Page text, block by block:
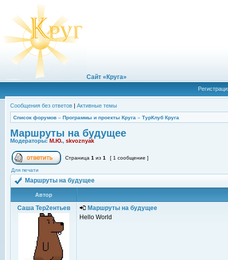
Сайт «Круга»
Сообщения без ответов | Активные темы
Список форумов » Программы и проекты Круга » ТурКлуб Круга
Маршруты на будущее
Модераторы: М.Ю., skvoznyak
Страница 1 из 1 [ 1 сообщение ]
Для печати
Маршруты на будущее
Автор
Саша Тер2ентьев
Маршруты на будущее
Hello World